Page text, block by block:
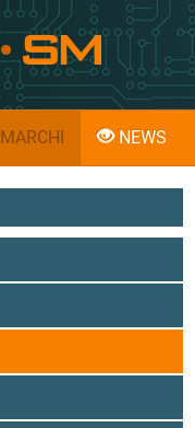
MARCHI NEWS